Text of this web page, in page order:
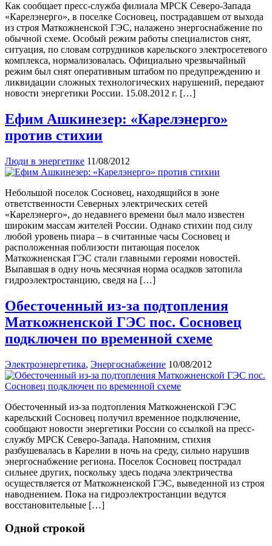
Как сообщает пресс-служба филиала МРСК Северо-Запада
«Карелэнерго», в поселке Сосновец, пострадавшем от выхода
из строя Маткожненской ГЭС, налажено энергоснабжение по
обычной схеме. Особый режим работы специалистов снят,
ситуация, по словам сотрудников карельского электросетевого
комплекса, нормализовалась. Официально чрезвычайный
режим был снят оперативным штабом по предупреждению и
ликвидации сложных технологических нарушений, передают
новости энергетики России. 15.08.2012 г. […]
Ефим Ашкинезер: «Карелэнерго»
против стихии
Люди в энергетике 11/08/2012
Небольшой поселок Сосновец, находящийся в зоне
ответственности Северных электрических сетей
«Карелэнерго», до недавнего времени был мало известен
широким массам жителей России. Однако стихии под силу
любой уровень пиара – в считанные часы Сосновец и
расположенная поблизости питающая поселок
Маткожненская ГЭС стали главными героями новостей.
Выпавшая в одну ночь месячная норма осадков затопила
гидроэлектростанцию, сведя на […]
Обесточенный из-за подтопления
Маткожненской ГЭС пос. Сосновец
подключен по временной схеме
Электроэнергетика, Энергоснабжение 10/08/2012
Обесточенный из-за подтопления Маткожненской ГЭС
карельский Сосновец получил временное подключение,
сообщают новости энергетики России со ссылкой на пресс-
службу МРСК Северо-Запада. Напомним, стихия
разбушевалась в Карелии в ночь на среду, сильно нарушив
энергоснабжение региона. Поселок Сосновец пострадал
сильнее других, поскольку здесь подача электричества
осуществляется от Маткожненской ГЭС, выведенной из строя
наводнением. Пока на гидроэлектростанции ведутся
восстановительные […]
Одной строкой